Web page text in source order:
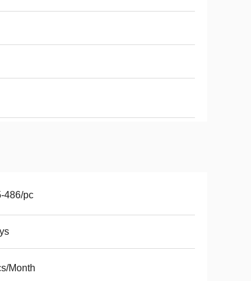
486/pc
Month